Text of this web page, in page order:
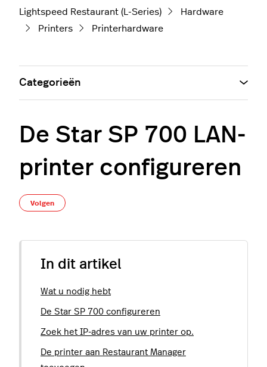
Lightspeed Restaurant (L-Series)
Hardware
Printers
Printerhardware
De Star SP 700 LAN-
printer configureren
Volgen
In dit artikel
Wat u nodig hebt
De Star SP 700 configureren
Zoek het IP-adres van uw printer op.
De printer aan Restaurant Manager
Categorieën